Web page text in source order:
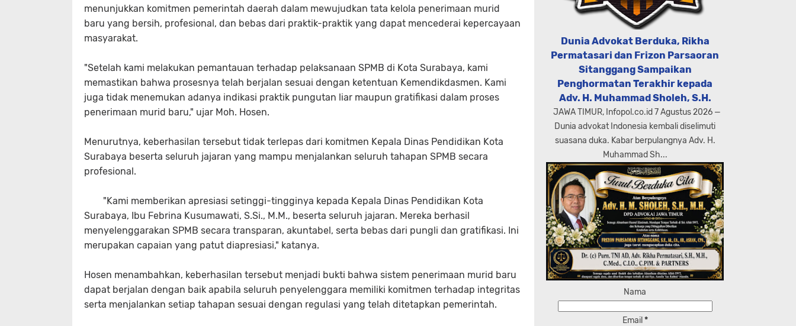
menunjukkan komitmen pemerintah daerah dalam mewujudkan tata kelola penerimaan murid
baru yang bersih, profesional, dan bebas dari praktik-praktik yang dapat mencederai kepercayaan
masyarakat.
"Setelah kami melakukan pemantauan terhadap pelaksanaan SPMB di Kota Surabaya, kami
memastikan bahwa prosesnya telah berjalan sesuai dengan ketentuan Kemendikdasmen. Kami
juga tidak menemukan adanya indikasi praktik pungutan liar maupun gratifikasi dalam proses
penerimaan murid baru," ujar Moh. Hosen.
Menurutnya, keberhasilan tersebut tidak terlepas dari komitmen Kepala Dinas Pendidikan Kota
Surabaya beserta seluruh jajaran yang mampu menjalankan seluruh tahapan SPMB secara
profesional.
"Kami memberikan apresiasi setinggi-tingginya kepada Kepala Dinas Pendidikan Kota
Surabaya, Ibu Febrina Kusumawati, S.Si., M.M., beserta seluruh jajaran. Mereka berhasil
menyelenggarakan SPMB secara transparan, akuntabel, serta bebas dari pungli dan gratifikasi. Ini
merupakan capaian yang patut diapresiasi," katanya.
Hosen menambahkan, keberhasilan tersebut menjadi bukti bahwa sistem penerimaan murid baru
dapat berjalan dengan baik apabila seluruh penyelenggara memiliki komitmen terhadap integritas
serta menjalankan setiap tahapan sesuai dengan regulasi yang telah ditetapkan pemerintah.
Dunia Advokat Berduka, Rikha
Permatasari dan Frizon Parsaoran
Sitanggang Sampaikan
Penghormatan Terakhir kepada
Adv. H. Muhammad Sholeh, S.H.
JAWA TIMUR, Infopol.co.id 7 Agustus 2026 —
Dunia advokat Indonesia kembali diselimuti
suasana duka. Kabar berpulangnya Adv. H.
Muhammad Sh...
Nama
Email *